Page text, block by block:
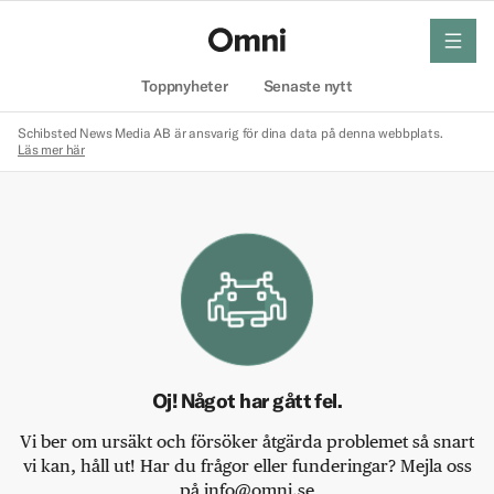
Toppnyheter Senaste nytt
meny
Schibsted News Media AB är ansvarig för dina data på denna webbplats.
Läs mer här
Oj! Något har gått fel.
Vi ber om ursäkt och försöker åtgärda problemet så snart
vi kan, håll ut! Har du frågor eller funderingar? Mejla oss